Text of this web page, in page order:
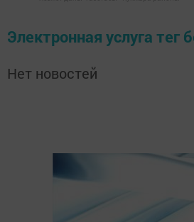
Электронная услуга тег
Нет новостей